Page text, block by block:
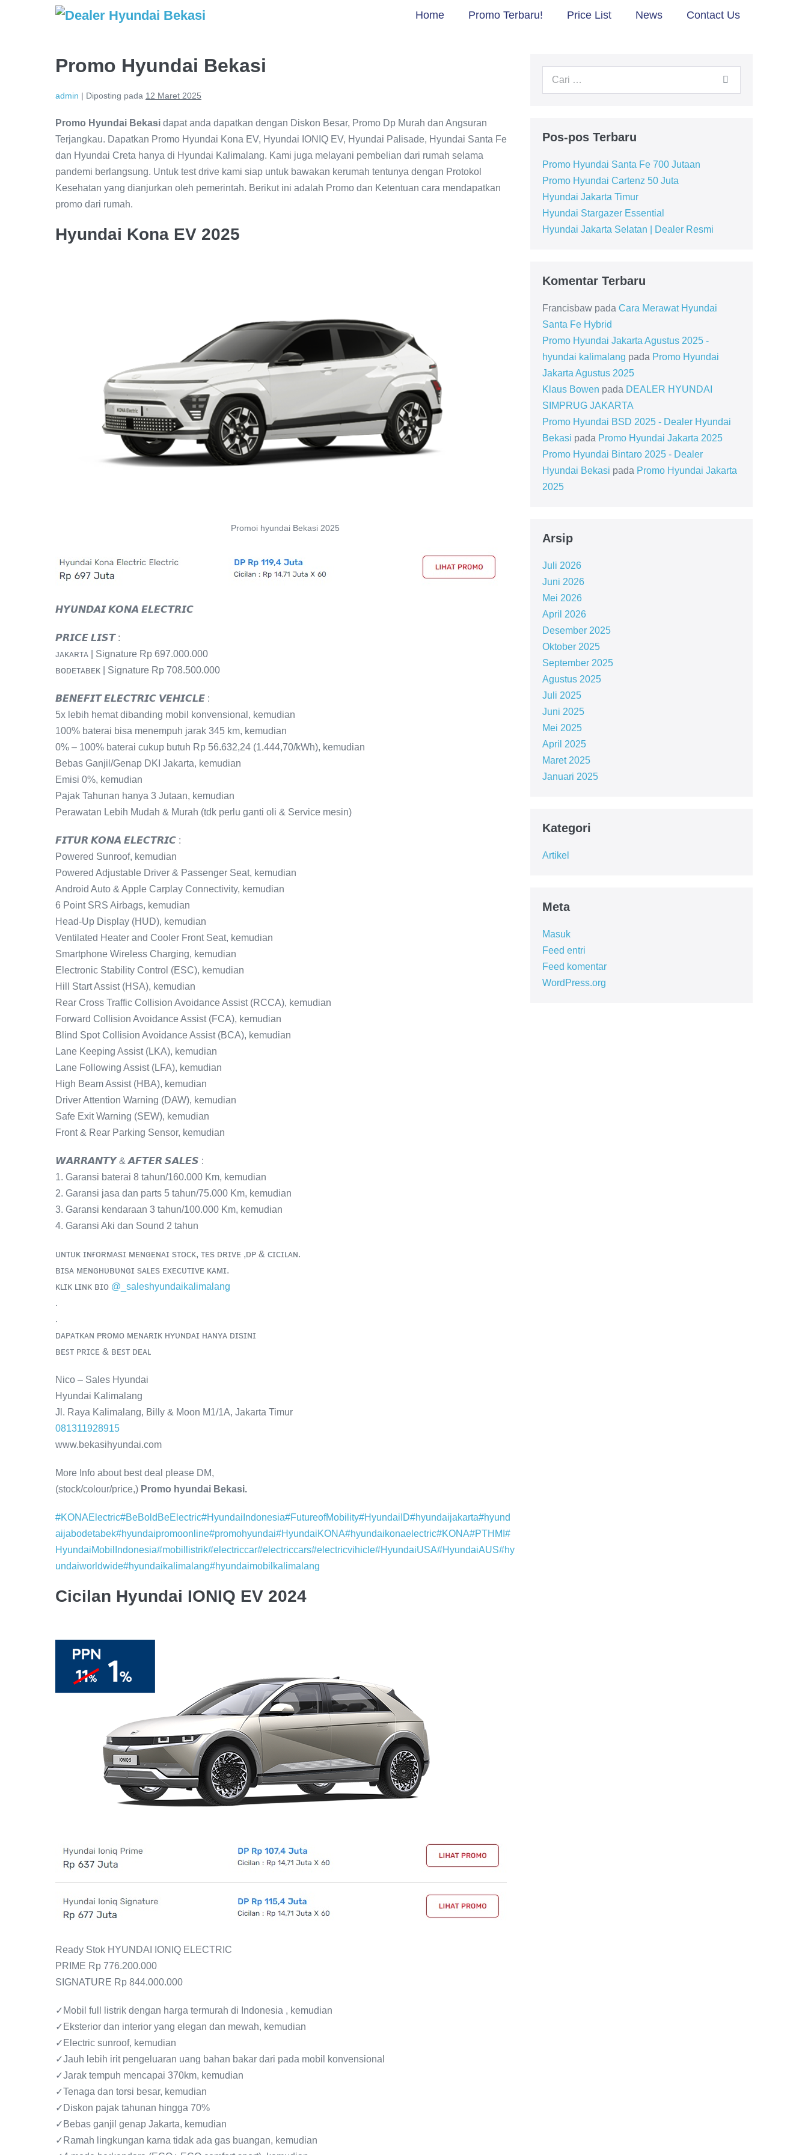
Home Promo Terbaru! Price List News Contact Us
Promo Hyundai Bekasi
admin | Diposting pada 12 Maret 2025
Promo Hyundai Bekasi dapat anda dapatkan dengan Diskon Besar, Promo Dp Murah dan Angsuran
Terjangkau. Dapatkan Promo Hyundai Kona EV, Hyundai IONIQ EV, Hyundai Palisade, Hyundai Santa Fe
dan Hyundai Creta hanya di Hyundai Kalimalang. Kami juga melayani pembelian dari rumah selama
pandemi berlangsung. Untuk test drive kami siap untuk bawakan kerumah tentunya dengan Protokol
Kesehatan yang dianjurkan oleh pemerintah. Berikut ini adalah Promo dan Ketentuan cara mendapatkan
promo dari rumah.
Hyundai Kona EV 2025
Promoi hyundai Bekasi 2025
𝙃𝙔𝙐𝙉𝘿𝘼𝙄 𝙆𝙊𝙉𝘼 𝙀𝙇𝙀𝘾𝙏𝙍𝙄𝘾
𝙋𝙍𝙄𝘾𝙀 𝙇𝙄𝙎𝙏 :
ᴊᴀᴋᴀʀᴛᴀ | Signature Rp 697.000.000
ʙᴏᴅᴇᴛᴀʙᴇᴋ | Signature Rp 708.500.000
𝘽𝙀𝙉𝙀𝙁𝙄𝙏 𝙀𝙇𝙀𝘾𝙏𝙍𝙄𝘾 𝙑𝙀𝙃𝙄𝘾𝙇𝙀 :
5x lebih hemat dibanding mobil konvensional, kemudian
100% baterai bisa menempuh jarak 345 km, kemudian
0% – 100% baterai cukup butuh Rp 56.632,24 (1.444,70/kWh), kemudian
Bebas Ganjil/Genap DKI Jakarta, kemudian
Emisi 0%, kemudian
Pajak Tahunan hanya 3 Jutaan, kemudian
Perawatan Lebih Mudah & Murah (tdk perlu ganti oli & Service mesin)
𝙁𝙄𝙏𝙐𝙍 𝙆𝙊𝙉𝘼 𝙀𝙇𝙀𝘾𝙏𝙍𝙄𝘾 :
Powered Sunroof, kemudian
Powered Adjustable Driver & Passenger Seat, kemudian
Android Auto & Apple Carplay Connectivity, kemudian
6 Point SRS Airbags, kemudian
Head-Up Display (HUD), kemudian
Ventilated Heater and Cooler Front Seat, kemudian
Smartphone Wireless Charging, kemudian
Electronic Stability Control (ESC), kemudian
Hill Start Assist (HSA), kemudian
Rear Cross Traffic Collision Avoidance Assist (RCCA), kemudian
Forward Collision Avoidance Assist (FCA), kemudian
Blind Spot Collision Avoidance Assist (BCA), kemudian
Lane Keeping Assist (LKA), kemudian
Lane Following Assist (LFA), kemudian
High Beam Assist (HBA), kemudian
Driver Attention Warning (DAW), kemudian
Safe Exit Warning (SEW), kemudian
Front & Rear Parking Sensor, kemudian
𝙒𝘼𝙍𝙍𝘼𝙉𝙏𝙔 & 𝘼𝙁𝙏𝙀𝙍 𝙎𝘼𝙇𝙀𝙎 :
1. Garansi baterai 8 tahun/160.000 Km, kemudian
2. Garansi jasa dan parts 5 tahun/75.000 Km, kemudian
3. Garansi kendaraan 3 tahun/100.000 Km, kemudian
4. Garansi Aki dan Sound 2 tahun
ᴜɴᴛᴜᴋ ɪɴғᴏʀᴍᴀsɪ ᴍᴇɴɢᴇɴᴀɪ sᴛᴏᴄᴋ, ᴛᴇs ᴅʀɪᴠᴇ ,ᴅᴘ & ᴄɪᴄɪʟᴀɴ.
ʙɪsᴀ ᴍᴇɴɢʜᴜʙᴜɴɢɪ sᴀʟᴇs ᴇxᴇᴄᴜᴛɪᴠᴇ ᴋᴀᴍɪ.
ᴋʟɪᴋ ʟɪɴᴋ ʙɪᴏ @_saleshyundaikalimalang
.
.
ᴅᴀᴘᴀᴛᴋᴀɴ ᴘʀᴏᴍᴏ ᴍᴇɴᴀʀɪᴋ ʜʏᴜɴᴅᴀɪ ʜᴀɴʏᴀ ᴅɪsɪɴɪ
ʙᴇꜱᴛ ᴘʀɪᴄᴇ & ʙᴇꜱᴛ ᴅᴇᴀʟ
Nico – Sales Hyundai
Hyundai Kalimalang
Jl. Raya Kalimalang, Billy & Moon M1/1A, Jakarta Timur
081311928915
www.bekasihyundai.com
More Info about best deal please DM,
(stock/colour/price,) Promo hyundai Bekasi.
#KONAElectric#BeBoldBeElectric#HyundaiIndonesia#FutureofMobility#HyundaiID#hyundaijakarta#hyund
aijabodetabek#hyundaipromoonline#promohyundai#HyundaiKONA#hyundaikonaelectric#KONA#PTHMI #
HyundaiMobilIndonesia#mobillistrik#electriccar#electriccars#electricvihicle#HyundaiUSA#HyundaiAUS#hy
undaiworldwide#hyundaikalimalang#hyundaimobilkalimalang
Cicilan Hyundai IONIQ EV 2024
Ready Stok HYUNDAI IONIQ ELECTRIC
PRIME Rp 776.200.000
SIGNATURE Rp 844.000.000
✓Mobil full listrik dengan harga termurah di Indonesia , kemudian
✓Eksterior dan interior yang elegan dan mewah, kemudian
✓Electric sunroof, kemudian
✓Jauh lebih irit pengeluaran uang bahan bakar dari pada mobil konvensional
✓Jarak tempuh mencapai 370km, kemudian
✓Tenaga dan torsi besar, kemudian
✓Diskon pajak tahunan hingga 70%
✓Bebas ganjil genap Jakarta, kemudian
✓Ramah lingkungan karna tidak ada gas buangan, kemudian
Pencarian
Pos-pos Terbaru
Promo Hyundai Santa Fe 700 Jutaan
Promo Hyundai Cartenz 50 Juta
Hyundai Jakarta Timur
Hyundai Stargazer Essential
Hyundai Jakarta Selatan | Dealer Resmi
Komentar Terbaru
Francisbawpada Cara Merawat Hyundai
Santa Fe Hybrid
Promo Hyundai Jakarta Agustus 2025 -
hyundai kalimalang pada Promo Hyundai
Jakarta Agustus 2025
Klaus Bowen pada DEALER HYUNDAI
SIMPRUG JAKARTA
Promo Hyundai BSD 2025 - Dealer Hyundai
Bekasi pada Promo Hyundai Jakarta 2025
Promo Hyundai Bintaro 2025 - Dealer
Hyundai Bekasi pada Promo Hyundai Jakarta
2025
Arsip
Juli 2026
Juni 2026
Mei 2026
April 2026
Desember 2025
Oktober 2025
September 2025
Agustus 2025
Juli 2025
Juni 2025
Mei 2025
April 2025
Maret 2025
Januari 2025
Kategori
Artikel
Meta
Masuk
Feed entri
Feed komentar
WordPress.org